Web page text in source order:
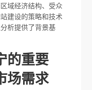
域经济结构、受众
建设的策略和技术
析提供了背景基
的重要
场需求